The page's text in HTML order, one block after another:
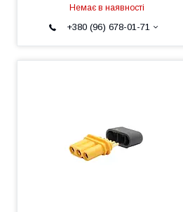
Немає в наявності
+380 (96) 678-01-71